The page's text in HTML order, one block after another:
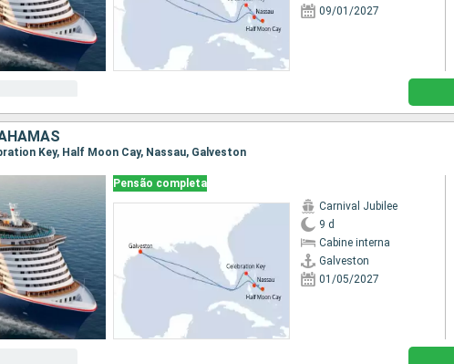
09/01/2027
Key, Half Moon Cay, Nassau, Galveston
Pensão completa
Carnival Jubilee
9 d
Cabine interna
Galveston
01/05/2027